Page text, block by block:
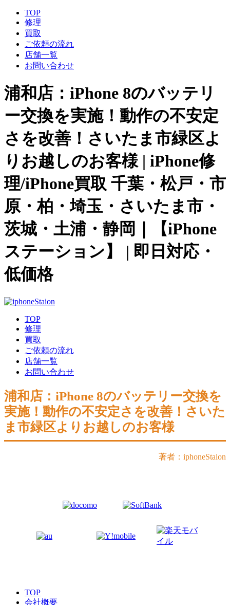
TOP
修理
買取
ご依頼の流れ
店舗一覧
お問い合わせ
浦和店：iPhone 8のバッテリ
ー交換を実施！動作の不安定
さを改善！さいたま市緑区よ
りお越しのお客様 | iPhone修
理/iPhone買取 千葉・松戸・市
原・柏・埼玉・さいたま市・
茨城・土浦・静岡｜【iPhone
ステーション】 | 即日対応・
低価格
TOP
修理
買取
ご依頼の流れ
店舗一覧
お問い合わせ
浦和店：iPhone 8のバッテリー交換を
実施！動作の不安定さを改善！さいた
ま市緑区よりお越しのお客様
著者：iphoneStaion
TOP
会社概要